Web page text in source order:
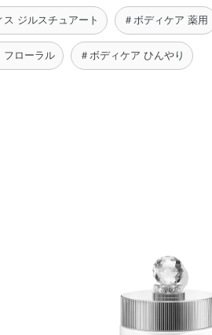
ジルスチュアート ＃ボディケア 薬用
フローラル ＃ボディケア ひんやり